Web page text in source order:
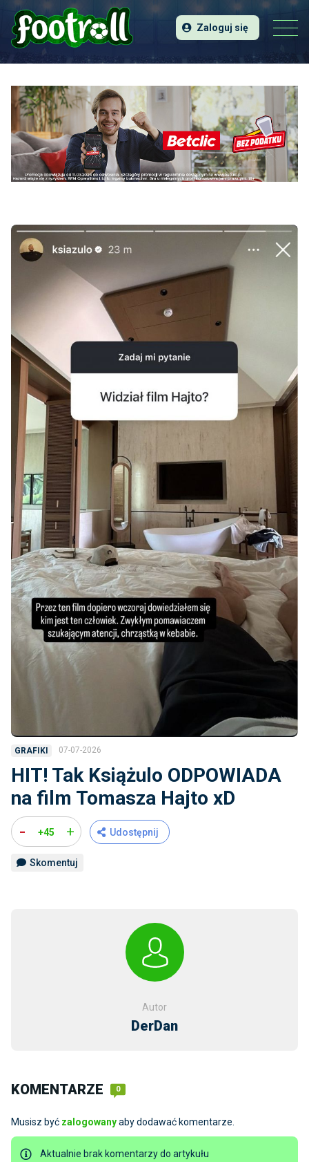
Zaloguj się
GRAFIKI 07-07-2026
HIT! Tak Książulo ODPOWIADA
na film Tomasza Hajto xD
- +45 + Udostępnij
Skomentuj
Autor
DerDan
KOMENTARZE 0
Musisz być zalogowanyaby dodawać komentarze.
Aktualnie brak komentarzy do artykułu